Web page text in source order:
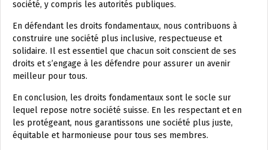
société, y compris les autorités publiques.
En défendant les droits fondamentaux, nous contribuons à
construire une société plus inclusive, respectueuse et
solidaire. Il est essentiel que chacun soit conscient de ses
droits et s’engage à les défendre pour assurer un avenir
meilleur pour tous.
En conclusion, les droits fondamentaux sont le socle sur
lequel repose notre société suisse. En les respectant et en
les protégeant, nous garantissons une société plus juste,
équitable et harmonieuse pour tous ses membres.